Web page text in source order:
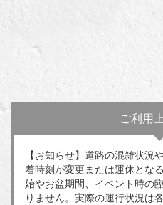
ご利用
【お知らせ】道路の混雑状況
着時刻が変更または運休とな
始やお盆期間、イベント時の
りません。実際の運行状況は